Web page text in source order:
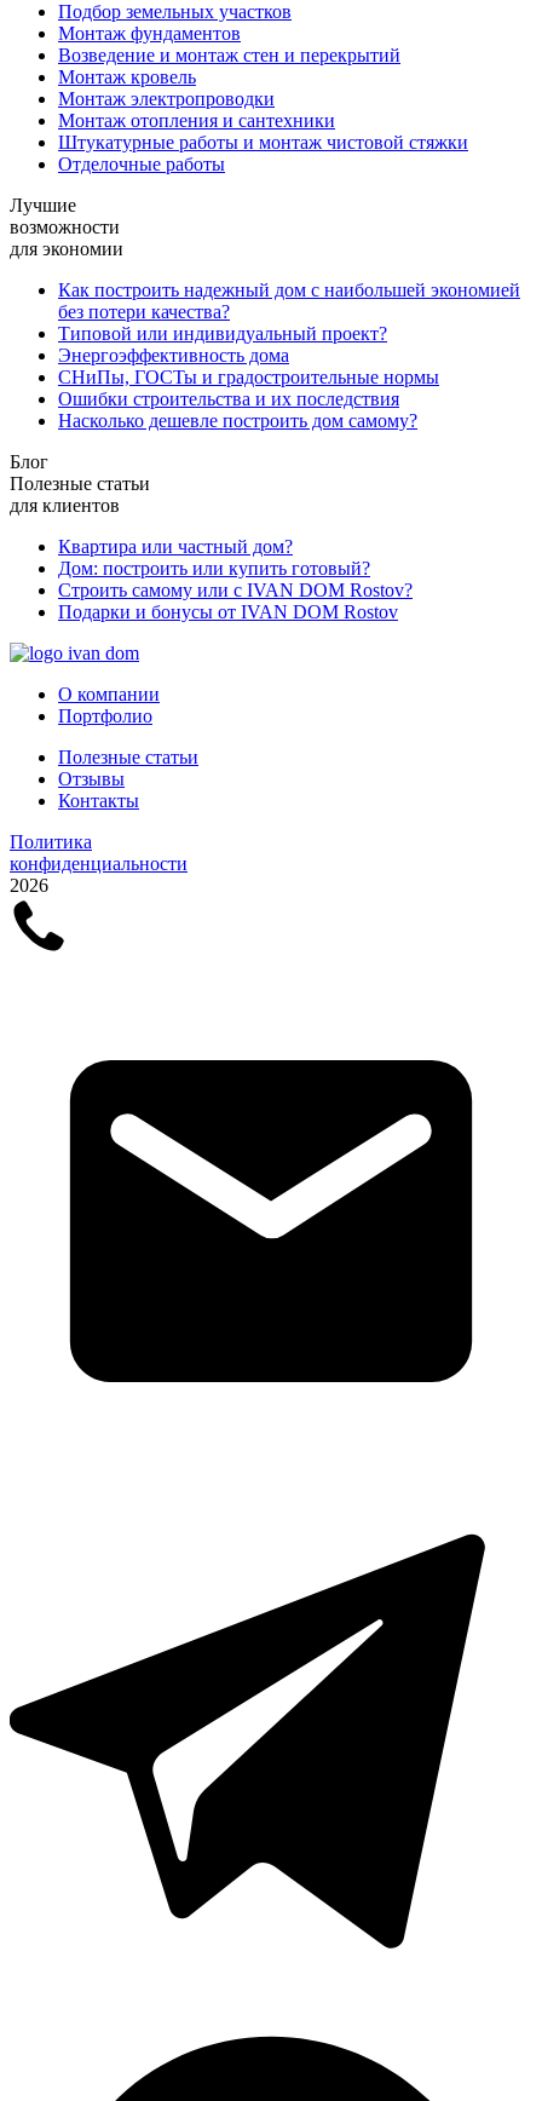
Подбор земельных участков
Монтаж фундаментов
Возведение и монтаж стен и перекрытий
Монтаж кровель
Монтаж электропроводки
Монтаж отопления и сантехники
Штукатурные работы и монтаж чистовой стяжки
Отделочные работы
Лучшие
возможности
для экономии
Как построить надежный дом с наибольшей экономией
без потери качества?
Типовой или индивидуальный проект?
Энергоэффективность дома
СНиПы, ГОСТы и градостроительные нормы
Ошибки строительства и их последствия
Насколько дешевле построить дом самому?
Блог
Полезные статьи
для клиентов
Квартира или частный дом?
Дом: построить или купить готовый?
Строить самому или с IVAN DOM Rostov?
Подарки и бонусы от IVAN DOM Rostov
О компании
Портфолио
Полезные статьи
Отзывы
Контакты
Политика
конфиденциальности
2026